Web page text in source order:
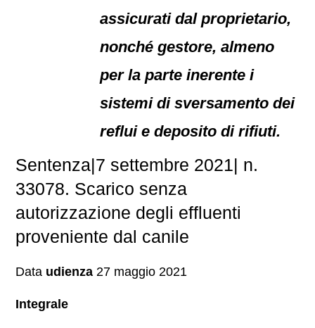
assicurati dal proprietario,
nonché gestore, almeno
per la parte inerente i
sistemi di sversamento dei
reflui e deposito di rifiuti.
Sentenza|7 settembre 2021| n.
33078. Scarico senza
autorizzazione degli effluenti
proveniente dal canile
Data udienza 27 maggio 2021
Integrale